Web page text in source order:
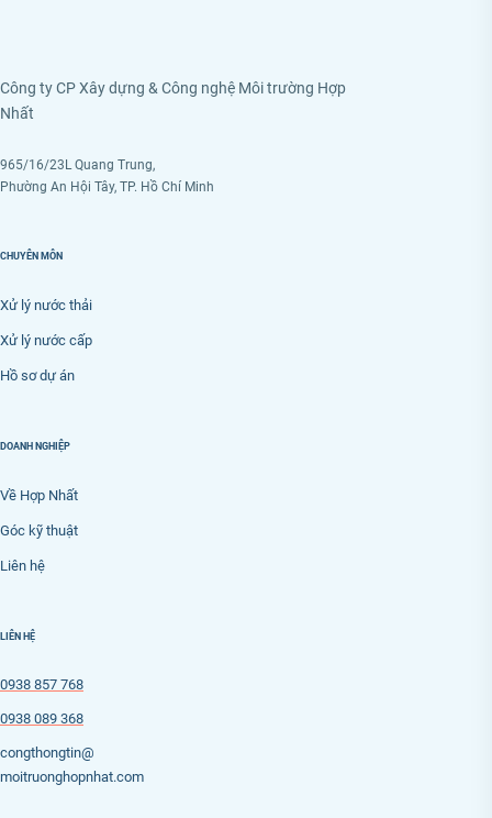
Công ty CP Xây dựng & Công nghệ Môi trường Hợp
Nhất
965/16/23L Quang Trung,
Phường An Hội Tây, TP. Hồ Chí Minh
CHUYÊN MÔN
Xử lý nước thải
Xử lý nước cấp
Hồ sơ dự án
DOANH NGHIỆP
Về Hợp Nhất
Góc kỹ thuật
Liên hệ
LIÊN HỆ
0938 857 768
0938 089 368
congthongtin@
moitruonghopnhat.com